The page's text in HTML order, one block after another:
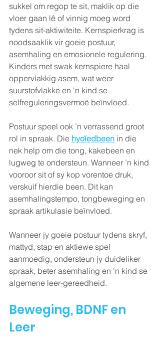
sukkel om regop te sit, maklik op die
vloer gaan lê of vinnig moeg word
tydens sit-aktiwiteite. Kernspierkrag is
noodsaaklik vir goeie postuur,
asemhaling en emosionele regulering.
Kinders met swak kernspiere haal
oppervlakkig asem, wat weer
suurstofvlakke en 'n kind se
selfreguleringsvermoë beïnvloed.
Postuur speel ook ’n verrassend groot
rol in spraak. Die hyoïedbeen in die
nek help om die tong, kakebeen en
lugweg te ondersteun. Wanneer ’n kind
vooroor sit of sy kop vorentoe druk,
verskuif hierdie been. Dit kan
asemhalingstempo, tongbeweging en
spraak artikulasie beïnvloed.
Wanneer jy goeie postuur tydens skryf,
mattyd, stap en aktiewe spel
aanmoedig, ondersteun jy duideliker
spraak, beter asemhaling en 'n kind se
algemene leer-gereedheid.
Beweging, BDNF en
Leer